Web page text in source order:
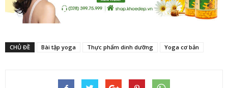
CHỦ ĐỀ Bài tập yoga Thực phẩm dinh dưỡng Yoga cơ bản